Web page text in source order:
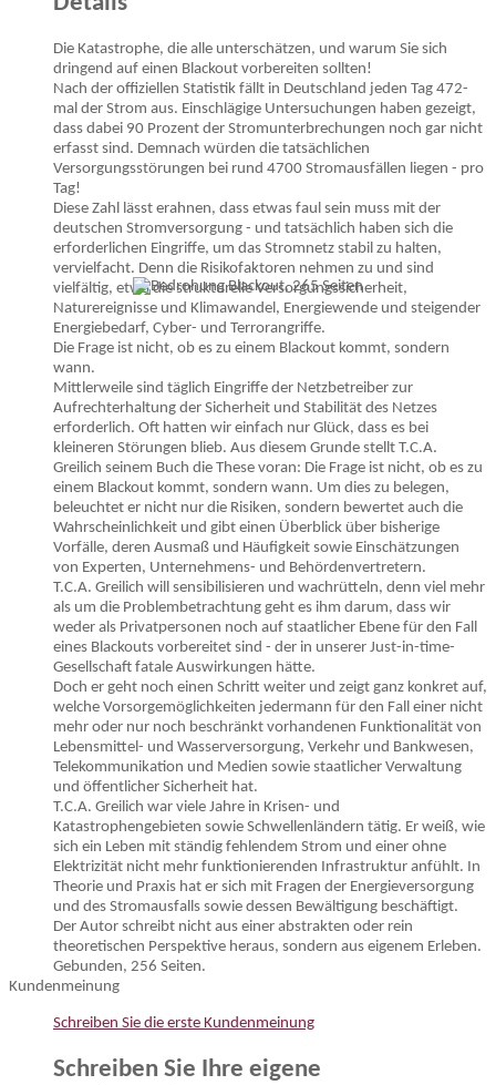
Die Katastrophe, die alle unterschätzen, und warum Sie sich
dringend auf einen Blackout vorbereiten sollten!
Nach der offiziellen Statistik fällt in Deutschland jeden Tag 472-
mal der Strom aus. Einschlägige Untersuchungen haben gezeigt,
dass dabei 90 Prozent der Stromunterbrechungen noch gar nicht
erfasst sind. Demnach würden die tatsächlichen
Versorgungsstörungen bei rund 4700 Stromausfällen liegen - pro
Tag!
Diese Zahl lässt erahnen, dass etwas faul sein muss mit der
deutschen Stromversorgung - und tatsächlich haben sich die
erforderlichen Eingriffe, um das Stromnetz stabil zu halten,
vervielfacht. Denn die Risikofaktoren nehmen zu und sind
vielfältig, etwa die strukturelle Versorgungssicherheit,
Naturereignisse und Klimawandel, Energiewende und steigender
Energiebedarf, Cyber- und Terrorangriffe.
Die Frage ist nicht, ob es zu einem Blackout kommt, sondern
wann.
Mittlerweile sind täglich Eingriffe der Netzbetreiber zur
Aufrechterhaltung der Sicherheit und Stabilität des Netzes
erforderlich. Oft hatten wir einfach nur Glück, dass es bei
kleineren Störungen blieb. Aus diesem Grunde stellt T.C.A.
Greilich seinem Buch die These voran: Die Frage ist nicht, ob es zu
einem Blackout kommt, sondern wann. Um dies zu belegen,
beleuchtet er nicht nur die Risiken, sondern bewertet auch die
Wahrscheinlichkeit und gibt einen Überblick über bisherige
Vorfälle, deren Ausmaß und Häufigkeit sowie Einschätzungen
von Experten, Unternehmens- und Behördenvertretern.
T.C.A. Greilich will sensibilisieren und wachrütteln, denn viel mehr
als um die Problembetrachtung geht es ihm darum, dass wir
weder als Privatpersonen noch auf staatlicher Ebene für den Fall
eines Blackouts vorbereitet sind - der in unserer Just-in-time-
Gesellschaft fatale Auswirkungen hätte.
Doch er geht noch einen Schritt weiter und zeigt ganz konkret auf,
welche Vorsorgemöglichkeiten jedermann für den Fall einer nicht
mehr oder nur noch beschränkt vorhandenen Funktionalität von
Lebensmittel- und Wasserversorgung, Verkehr und Bankwesen,
Telekommunikation und Medien sowie staatlicher Verwaltung
und öffentlicher Sicherheit hat.
T.C.A. Greilich war viele Jahre in Krisen- und
Katastrophengebieten sowie Schwellenländern tätig. Er weiß, wie
sich ein Leben mit ständig fehlendem Strom und einer ohne
Elektrizität nicht mehr funktionierenden Infrastruktur anfühlt. In
Theorie und Praxis hat er sich mit Fragen der Energieversorgung
und des Stromausfalls sowie dessen Bewältigung beschäftigt.
Der Autor schreibt nicht aus einer abstrakten oder rein
theoretischen Perspektive heraus, sondern aus eigenem Erleben.
Gebunden, 256 Seiten.
Kundenmeinung
Schreiben Sie die erste Kundenmeinung
Schreiben Sie Ihre eigene